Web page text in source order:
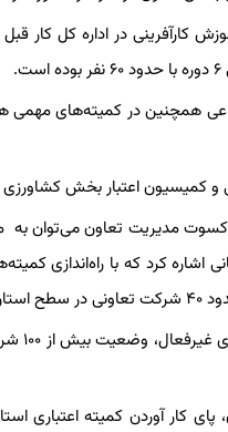
کارآفرینی در اداره کل کار
همچنین در کمیته‌های مهمی
کمیسیون اعتبار بخش کشاورزی
مدیریت تعاون می‌توان
اشاره کرد که با راه‌اندازی
شد.
کار آوردن کمیته اعتباری